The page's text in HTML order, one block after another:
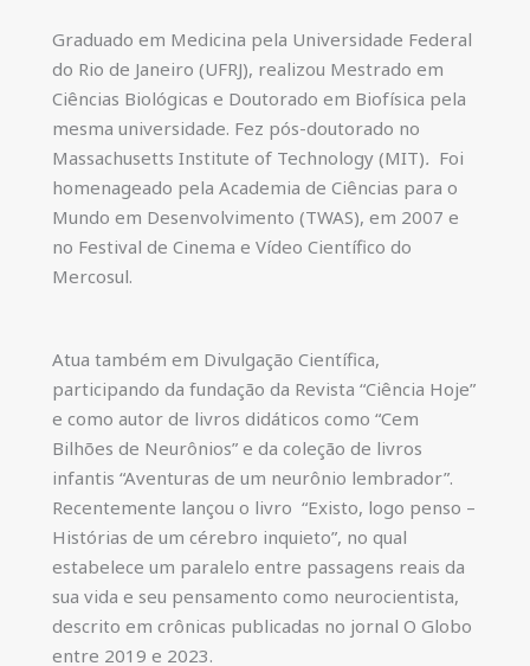
Graduado em Medicina pela Universidade Federal
do Rio de Janeiro (UFRJ), realizou Mestrado em
Ciências Biológicas e Doutorado em Biofísica pela
mesma universidade. Fez pós-doutorado no
Massachusetts Institute of Technology (MIT). Foi
homenageado pela Academia de Ciências para o
Mundo em Desenvolvimento (TWAS), em 2007 e
no Festival de Cinema e Vídeo Científico do
Mercosul.
Atua também em Divulgação Científica,
participando da fundação da Revista “Ciência Hoje”
e como autor de livros didáticos como “Cem
Bilhões de Neurônios” e da coleção de livros
infantis “Aventuras de um neurônio lembrador”.
Recentemente lançou o livro “Existo, logo penso –
Histórias de um cérebro inquieto”, no qual
estabelece um paralelo entre passagens reais da
sua vida e seu pensamento como neurocientista,
descrito em crônicas publicadas no jornal O Globo
entre 2019 e 2023.